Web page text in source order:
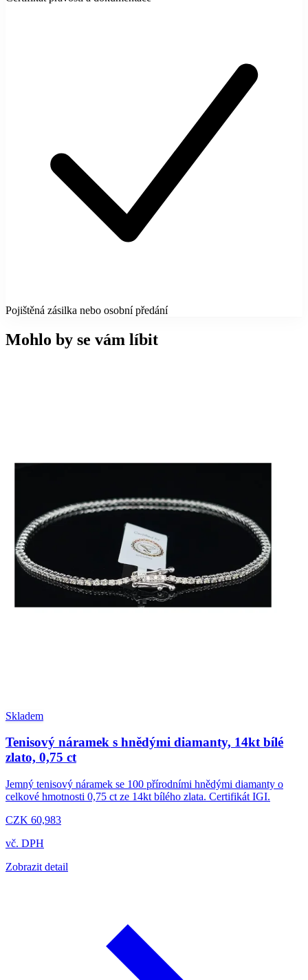
Pojištěná zásilka nebo osobní předání
Mohlo by se vám líbit
Skladem
Tenisový náramek s hnědými diamanty, 14kt bílé
zlato, 0,75 ct
Jemný tenisový náramek se 100 přírodními hnědými diamanty o
celkové hmotnosti 0,75 ct ze 14kt bílého zlata. Certifikát IGI.
CZK 60,983
vč. DPH
Zobrazit detail